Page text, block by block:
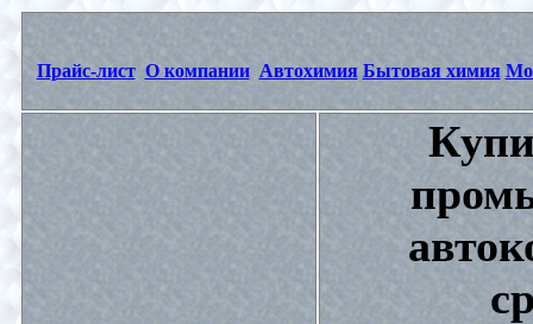
Прайс-лист О компании Автохимия Бытовая химия